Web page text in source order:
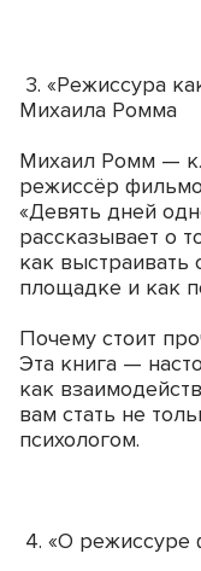
3. «Режиссура
Михаила Ромма
Михаил Ромм —
режиссёр
«Девять дней
рассказывает о
как
площадке и как
Почему стоит
Эта книга —
как
вам стать не
психологом.
4. «О